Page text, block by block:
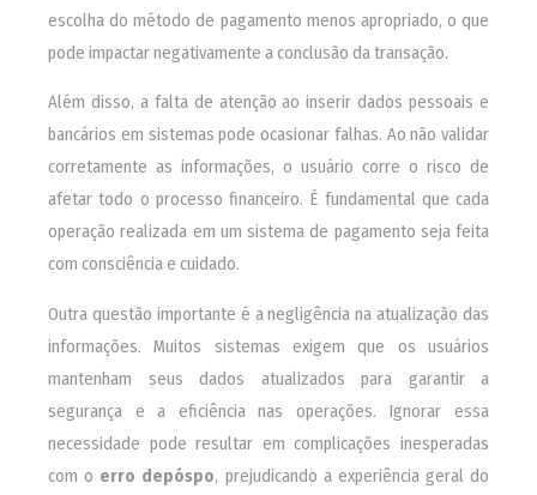
escolha do método de pagamento menos apropriado, o que
pode impactar negativamente a conclusão da transação.
Além disso, a falta de atenção ao inserir dados pessoais e
bancários em sistemas pode ocasionar falhas. Ao não validar
corretamente as informações, o usuário corre o risco de
afetar todo o processo financeiro. É fundamental que cada
operação realizada em um sistema de pagamento seja feita
com consciência e cuidado.
Outra questão importante é a negligência na atualização das
informações. Muitos sistemas exigem que os usuários
mantenham seus dados atualizados para garantir a
segurança e a eficiência nas operações. Ignorar essa
necessidade pode resultar em complicações inesperadas
com o erro depóspo, prejudicando a experiência geral do